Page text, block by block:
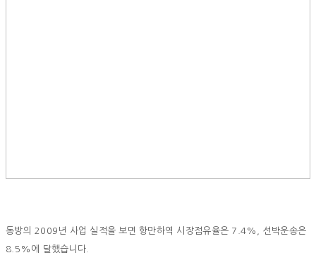
동방의 2009년 사업 실적을 보면 항만하역 시장점유율은 7.4%, 선박운송은
8.5%에 달했습니다.